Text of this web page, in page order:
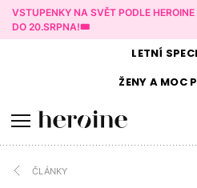
VSTUPENKY NA SVĚT PODLE
DO 20.SRPNA!🎟️
LETNÍ
ŽENY AMOC
ČLÁNKY